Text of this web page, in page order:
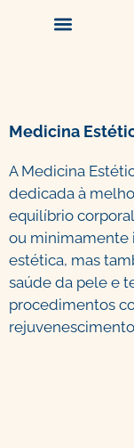
Medicina
A Medicina
dedicada à
equilíbrio
ou minimamente
estética, mas
saúde da pele e
procedimentos